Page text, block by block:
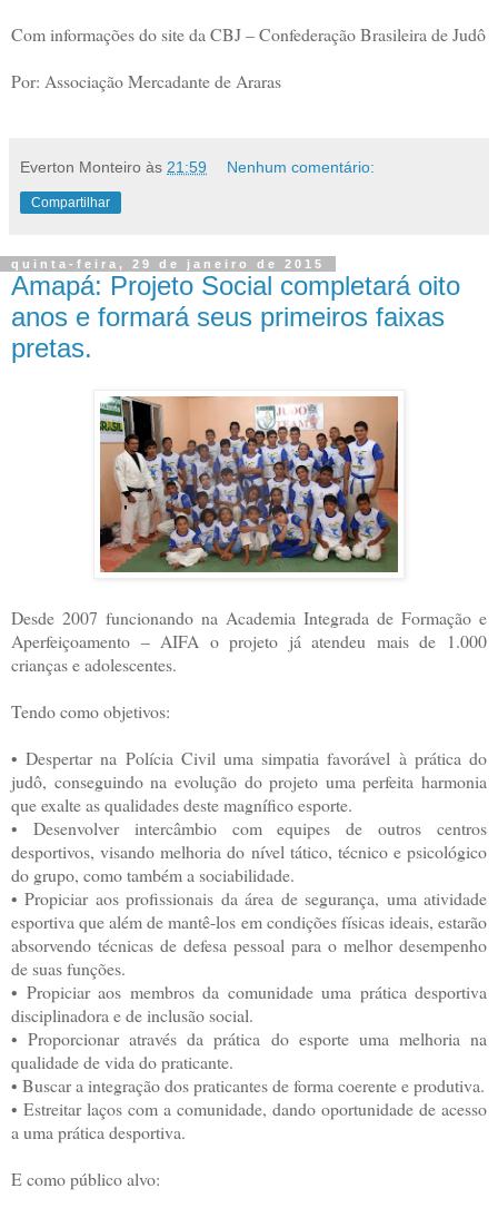
Com informações do site da CBJ – Confederação Brasileira de Judô
Por: Associação Mercadante de Araras
Everton Monteiro às 21:59 Nenhum comentário:
Compartilhar
quinta-feira, 29 de janeiro de 2015
Amapá: Projeto Social completará oito
anos e formará seus primeiros faixas
pretas.
Desde 2007 funcionando na Academia Integrada de Formação e
Aperfeiçoamento – AIFA o projeto já atendeu mais de 1.000
crianças e adolescentes.
Tendo como objetivos:
• Despertar na Polícia Civil uma simpatia favorável à prática do
judô, conseguindo na evolução do projeto uma perfeita harmonia
que exalte as qualidades deste magnífico esporte.
• Desenvolver intercâmbio com equipes de outros centros
desportivos, visando melhoria do nível tático, técnico e psicológico
do grupo, como também a sociabilidade.
• Propiciar aos profissionais da área de segurança, uma atividade
esportiva que além de mantê-los em condições físicas ideais, estarão
absorvendo técnicas de defesa pessoal para o melhor desempenho
de suas funções.
• Propiciar aos membros da comunidade uma prática desportiva
disciplinadora e de inclusão social.
• Proporcionar através da prática do esporte uma melhoria na
qualidade de vida do praticante.
• Buscar a integração dos praticantes de forma coerente e produtiva.
• Estreitar laços com a comunidade, dando oportunidade de acesso
a uma prática desportiva.
E como público alvo: